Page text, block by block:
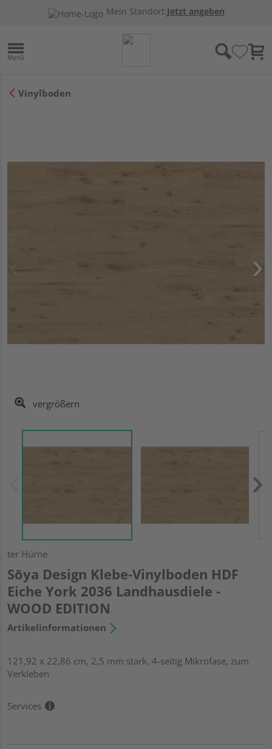
Mein Standort:Jetzt angeben
Vinylboden
vergrößern
ter Hürne
Sōya Design Klebe-Vinylboden HDF
Eiche York 2036 Landhausdiele -
WOOD EDITION
Artikelinformationen
121,92 x 22,86 cm, 2,5 mm stark, 4-seitig Mikrofase, zum
Verkleben
Services